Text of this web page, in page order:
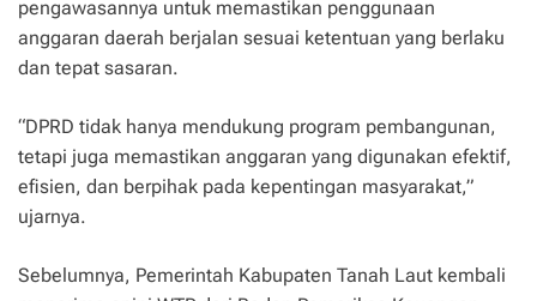
pengawasannya untuk memastikan penggunaan
anggaran daerah berjalan sesuai ketentuan yang berlaku
dan tepat sasaran.
“DPRD tidak hanya mendukung program pembangunan,
tetapi juga memastikan anggaran yang digunakan efektif,
efisien, dan berpihak pada kepentingan masyarakat,”
ujarnya.
Sebelumnya, Pemerintah Kabupaten Tanah Laut kembali